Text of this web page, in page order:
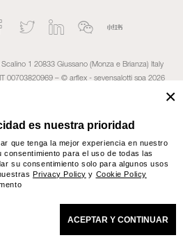
1 20833 Giussano (Monza e Brianza) Italy
00703820969 – © arflex - sevensalotti spa 2026
STATEMENT COOKIES
es nuestra prioridad
que tenga la mejor experiencia en nuestro
para el uso de todas las
su consentimiento solo para algunos usos
Privacy Policy y Cookie Policy
ACEPTAR Y CONTINUAR